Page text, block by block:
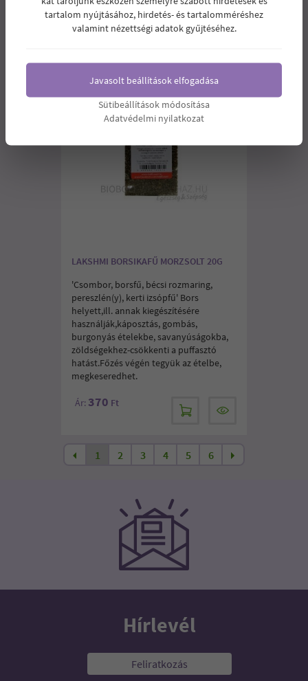
LAKSHMI BORSIKAFŰ MORZSOLT 20G
'Csombor, borsfű, bécsi rozmaring,
pereszlén(y), kerti izsópfű' Bors
helyett,ill. annak kiegészítésére
használják,káposztás, gombás,
burgonyás ételekbe, savanyúságokba,
zöldségekhez-csökkenti a puffasztó
hatást.Főzés végén tegyük az ételbe,
megkeseredhet.
Ár: 370 Ft
1 2 3 4 5 6
Hírlevél
Feliratkozás
tartalom nyújtásához, hirdetés- és tartalomméréshez
valamint nézettségi adatok gyűjtéséhez.
Javasolt beállítások elfogadása
Sütibeállítások módosítása
Adatvédelmi nyilatkozat